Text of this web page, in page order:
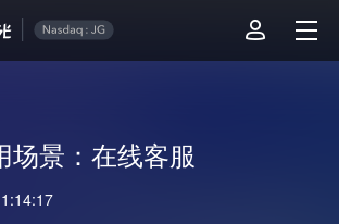
场景：在线客服